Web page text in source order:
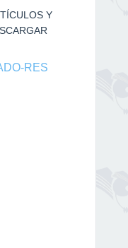
Y
RES